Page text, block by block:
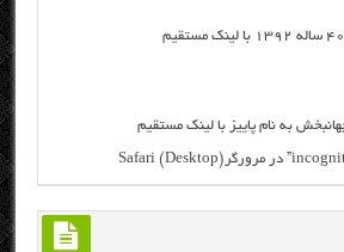
به نام پاییز با لینک مستقیم